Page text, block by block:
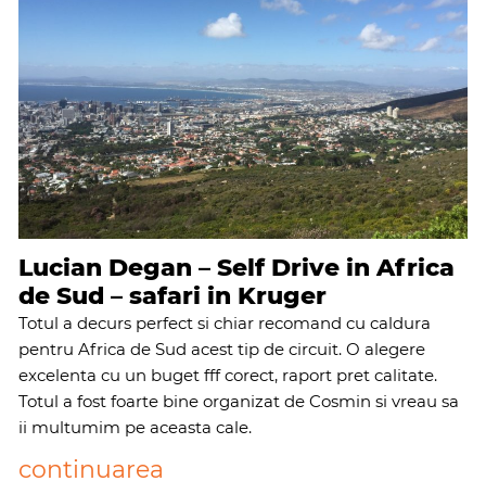
Lucian Degan – Self Drive in Africa
de Sud – safari in Kruger
Totul a decurs perfect si chiar recomand cu caldura
pentru Africa de Sud acest tip de circuit. O alegere
excelenta cu un buget fff corect, raport pret calitate.
Totul a fost foarte bine organizat de Cosmin si vreau sa
ii multumim pe aceasta cale.
continuarea